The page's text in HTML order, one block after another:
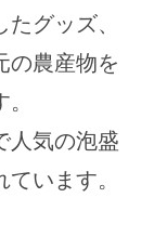
グッズ、
の農産物を
人気の泡盛
います。